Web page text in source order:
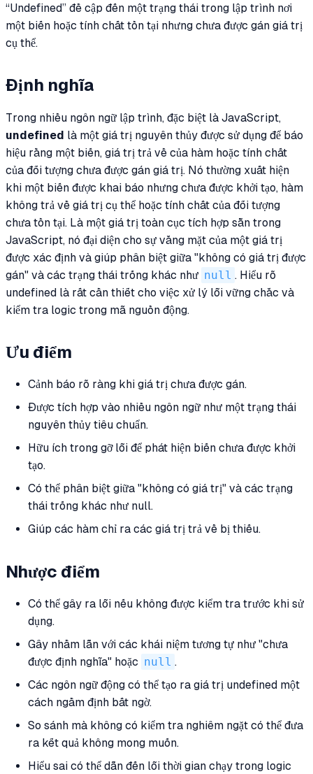
“Undefined” đề cập đến một trạng thái trong lập trình nơi
một biến hoặc tính chất tồn tại nhưng chưa được gán giá trị
cụ thể.
Định nghĩa
Trong nhiều ngôn ngữ lập trình, đặc biệt là JavaScript,
undefined là một giá trị nguyên thủy được sử dụng để báo
hiệu rằng một biến, giá trị trả về của hàm hoặc tính chất
của đối tượng chưa được gán giá trị. Nó thường xuất hiện
khi một biến được khai báo nhưng chưa được khởi tạo, hàm
không trả về giá trị cụ thể hoặc tính chất của đối tượng
chưa tồn tại. Là một giá trị toàn cục tích hợp sẵn trong
JavaScript, nó đại diện cho sự vắng mặt của một giá trị
được xác định và giúp phân biệt giữa "không có giá trị được
gán" và các trạng thái trống khác như null . Hiểu rõ
undefined là rất cần thiết cho việc xử lý lỗi vững chắc và
kiểm tra logic trong mã nguồn động.
Ưu điểm
Cảnh báo rõ ràng khi giá trị chưa được gán.
Được tích hợp vào nhiều ngôn ngữ như một trạng thái
nguyên thủy tiêu chuẩn.
Hữu ích trong gỡ lỗi để phát hiện biến chưa được khởi
tạo.
Có thể phân biệt giữa "không có giá trị" và các trạng
thái trống khác như null.
Giúp các hàm chỉ ra các giá trị trả về bị thiếu.
Nhược điểm
Có thể gây ra lỗi nếu không được kiểm tra trước khi sử
dụng.
Gây nhầm lẫn với các khái niệm tương tự như "chưa
được định nghĩa" hoặc null .
Các ngôn ngữ động có thể tạo ra giá trị undefined một
cách ngầm định bất ngờ.
So sánh mà không có kiểm tra nghiêm ngặt có thể đưa
ra kết quả không mong muốn.
Hiểu sai có thể dẫn đến lỗi thời gian chạy trong logic